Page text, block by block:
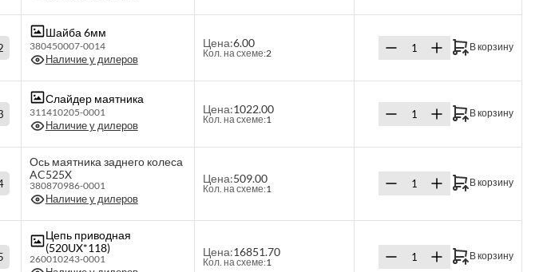
Шайба 6мм
380450007-0014
Наличие у дилеров
Цена:6.00
Кол. на схеме:2
В корзину
Слайдер маятника
311410205-0001
Наличие у дилеров
Цена:1022.00
Кол. на схеме:1
В корзину
Ось маятника заднего колеса
AC525X
380870986-0001
Наличие у дилеров
Цена:509.00
Кол. на схеме:1
В корзину
Цепь приводная
(520UX*118)
260010243-0001
Цена:16851.70
Кол. на схеме:1
В корзину